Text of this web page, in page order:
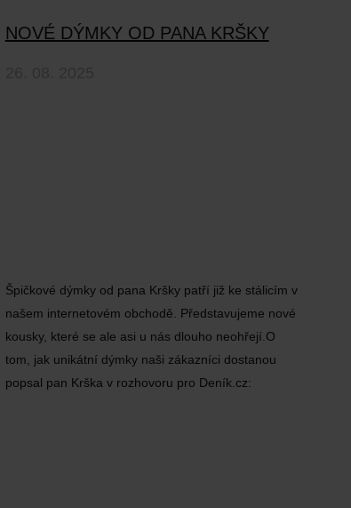
NOVÉ DÝMKY OD PANA KRŠKY
Špičkové dýmky od pana Kršky patří již ke stálicím v
našem internetovém obchodě. Představujeme nové
kousky, které se ale asi u nás dlouho neohřejí.O
tom, jak unikátní dýmky naši zákazníci dostanou
popsal pan Krška v rozhovoru pro Deník.cz: